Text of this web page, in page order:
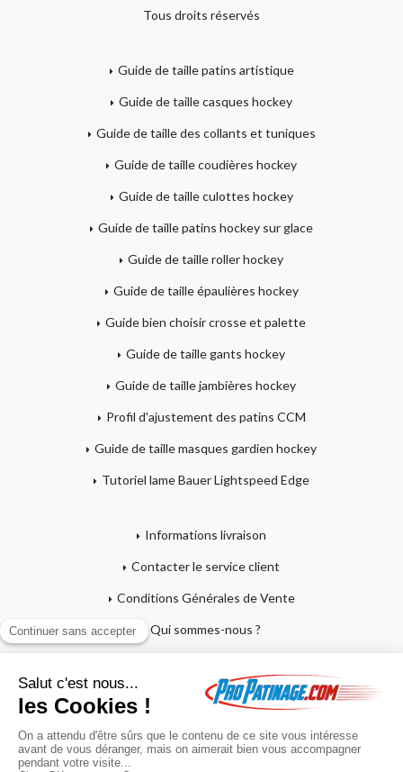
Tous droits réservés
Guide de taille patins artistique
Guide de taille casques hockey
Guide de taille des collants et tuniques
Guide de taille coudières hockey
Guide de taille culottes hockey
Guide de taille patins hockey sur glace
Guide de taille roller hockey
Guide de taille épaulières hockey
Guide bien choisir crosse et palette
Guide de taille gants hockey
Guide de taille jambières hockey
Profil d'ajustement des patins CCM
Guide de taille masques gardien hockey
Tutoriel lame Bauer Lightspeed Edge
Informations livraison
Contacter le service client
Conditions Générales de Vente
Qui sommes-nous ?
Mon compte
Mon panier